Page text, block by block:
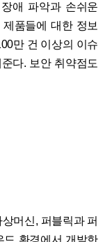
애 파악과 손쉬운
품들에 대한 정보
만 건 이상의 이슈
다. 보안 취약점도
머신, 퍼블릭과 퍼